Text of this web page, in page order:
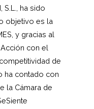
S.L., ha sido
objetivo es la
y gracias al
con el
de
ha contado con
la Cámara de